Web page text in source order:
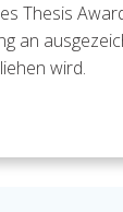
Thesis
an
wird.